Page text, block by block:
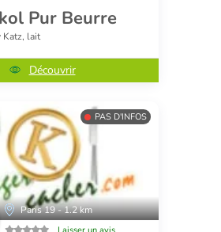
Pur Beurre
Katz, lait
Découvrir
PAS D'INFOS
Paris 19 - 1.2 km